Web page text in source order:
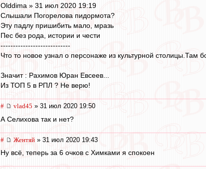
Olddima » 31 июл 2020 19:19
Слышали Погорелова пидормота?
Эту падлу пришибить мало, мразь
Пес без рода, истории и чести
----------------------------
Что то новое узнал о персонаже из культурной столицы.Там
Значит : Рахимов Юран Евсеев...
Из ТОП 5 в РПЛ ? Не верю!
# vlad45 » 31 июл 2020 19:50
А Селихова так и нет?
# Жентяй » 31 июл 2020 19:43
Ну всё, теперь за 6 очков с Химками я спокоен